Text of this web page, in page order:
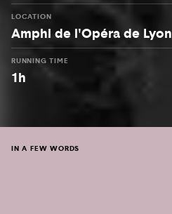
LOCATION
Amphi de l'Opéra de Lyon
RUNNING TIME
1h
IN A FEW WORDS